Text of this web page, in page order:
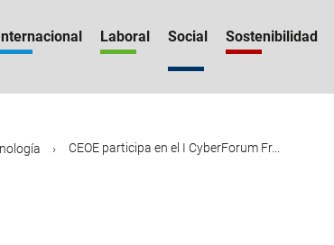
Laboral Social Sostenibilidad
CEOE participa en el I CyberForum Fr...